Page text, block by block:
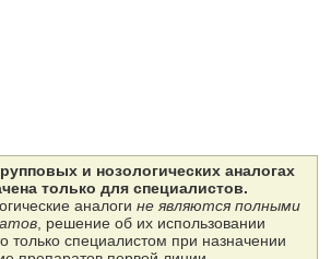
и нозологических аналогах
только для специалистов.
аналоги не являются полными
, решение об их использовании
только специалистом при назначении